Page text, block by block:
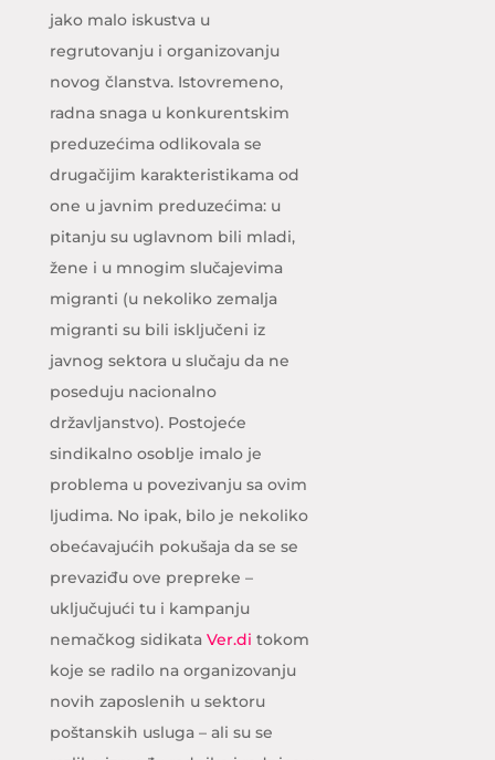
jako malo iskustva u
regrutovanju i organizovanju
novog članstva. Istovremeno,
radna snaga u konkurentskim
preduzećima odlikovala se
drugačijim karakteristikama od
one u javnim preduzećima: u
pitanju su uglavnom bili mladi,
žene i u mnogim slučajevima
migranti (u nekoliko zemalja
migranti su bili isključeni iz
javnog sektora u slučaju da ne
poseduju nacionalno
državljanstvo). Postojeće
sindikalno osoblje imalo je
problema u povezivanju sa ovim
ljudima. No ipak, bilo je nekoliko
obećavajućih pokušaja da se se
prevaziđu ove prepreke –
uključujući tu i kampanju
nemačkog sidikata Ver.di tokom
koje se radilo na organizovanju
novih zaposlenih u sektoru
poštanskih usluga – ali su se